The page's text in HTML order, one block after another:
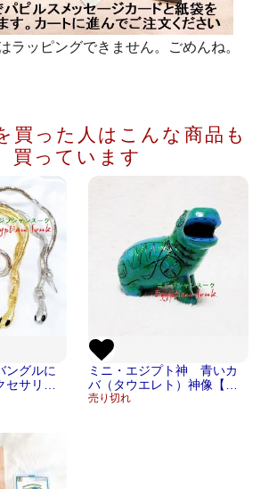
ラッピングできません。ごめんね。
買った人は こんな商品も
買っています
ングルに
セサリ
イヤー
ミニ・エジプト神 青いカ
バ（タウエレト）神像【宅
急便のみ】
売り切れ